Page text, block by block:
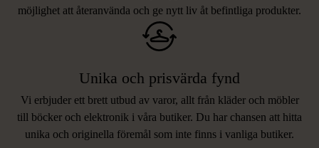
möjlighet att återanvända och ge nytt liv åt befintliga produkter.
Unika och prisvärda fynd
Vi erbjuder ett brett utbud av varor, allt från kläder och möbler
till böcker och elektronik i våra butiker. Du har chansen att hitta
unika och originella föremål som inte finns i vanliga butiker.
LIKNANDE PRODUKTER
Hitta produkter som påminner om denna